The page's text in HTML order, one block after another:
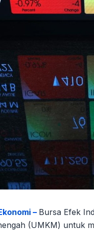
– Bursa Efek
(UMKM) untuk